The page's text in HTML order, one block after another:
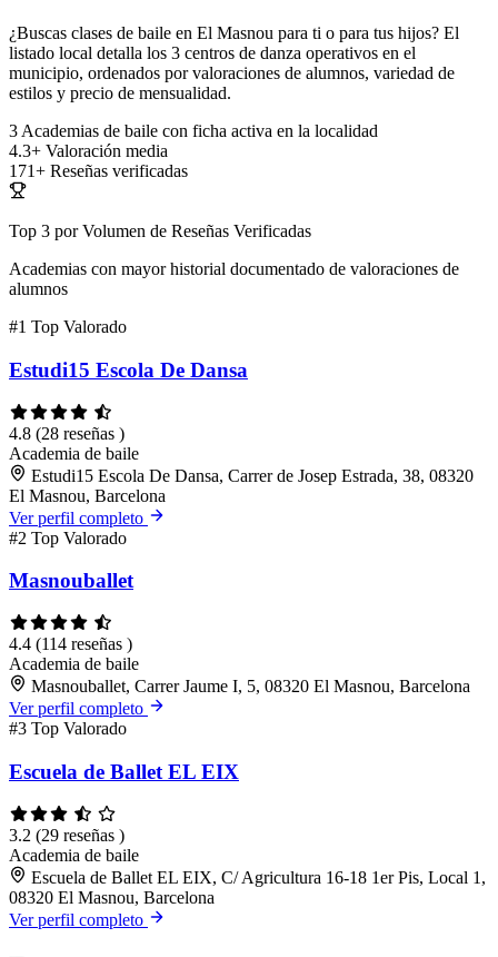
¿Buscas clases de baile en El Masnou para ti o para tus hijos? El
listado local detalla los 3 centros de danza operativos en el
municipio, ordenados por valoraciones de alumnos, variedad de
estilos y precio de mensualidad.
3 Academias de baile con ficha activa en la localidad
4.3+ Valoración media
171+ Reseñas verificadas
Top 3 por Volumen de Reseñas Verificadas
Academias con mayor historial documentado de valoraciones de
alumnos
#1 Top Valorado
Estudi15 Escola De Dansa
4.8 (28 reseñas )
Academia de baile
Estudi15 Escola De Dansa, Carrer de Josep Estrada, 38, 08320
El Masnou, Barcelona
Ver perfil completo
#2 Top Valorado
Masnouballet
4.4 (114 reseñas )
Academia de baile
Masnouballet, Carrer Jaume I, 5, 08320 El Masnou, Barcelona
Ver perfil completo
#3 Top Valorado
Escuela de Ballet EL EIX
3.2 (29 reseñas )
Academia de baile
Escuela de Ballet EL EIX, C/ Agricultura 16-18 1er Pis, Local 1,
08320 El Masnou, Barcelona
Ver perfil completo